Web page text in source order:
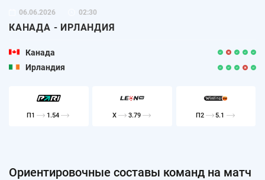
06.06.2026 02:30
КАНАДА - ИРЛАНДИЯ
Канада
Ирландия
П1 1.54 X 3.79 П2 5.1
Ориентировочные составы команд на матч